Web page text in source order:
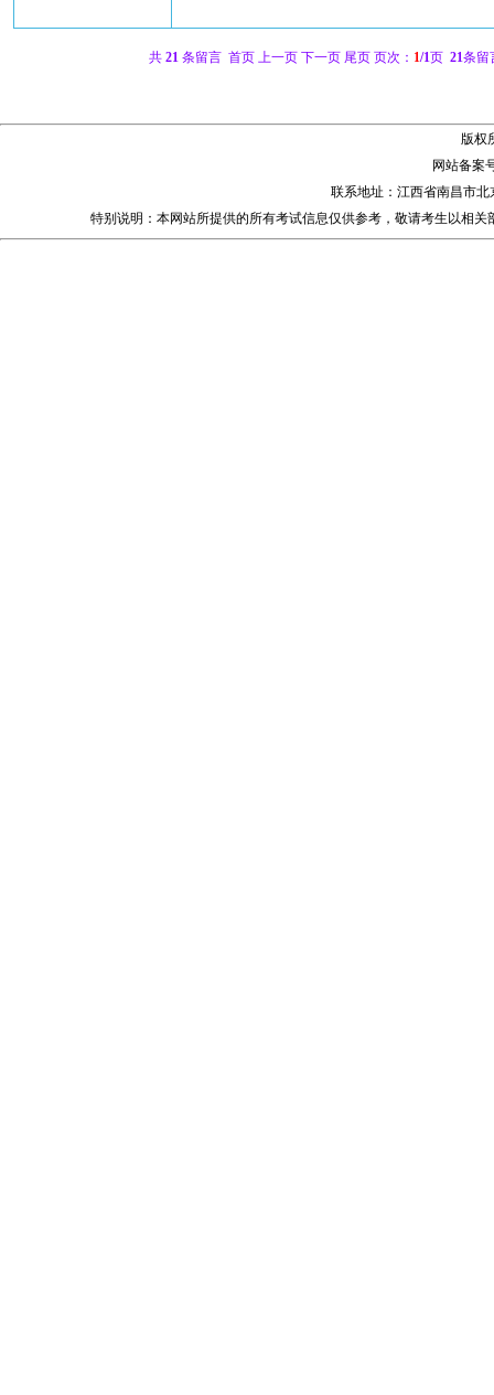
共 21 条留言 首页 上一页 下一页 尾页 页次： 1/1页 21条留
版权
网站备案
联系地址：江西省南昌市北
特别说明：本网站所提供的所有考试信息仅供参考，敬请考生以相